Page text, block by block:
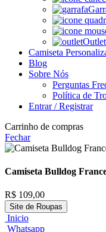
Outlet
Camiseta
Blog
Sobre Nós
Perguntas
Política de
Entrar / Registrar
Carrinho de compras
Fechar
Camiseta Bulldog
R$ 109,00
Site de Roupas
Inicio
Whatsapp